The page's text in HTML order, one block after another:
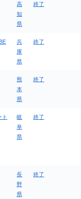
高
知
県
終了
兵
庫
県
終了
熊
本
県
終了
ト
岐
阜
県
終了
長
野
県
終了